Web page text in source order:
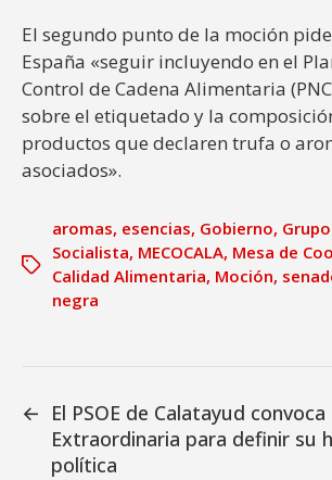
El segundo punto de la moción
España «seguir incluyendo en el
Control de Cadena Alimentaria
sobre el etiquetado y la
productos que declaren trufa o
asociados».
aromas, esencias, Gobierno,
Socialista, MECOCALA, Mesa de
Calidad Alimentaria, Moción,
negra
← El PSOE de Calatayud
Extraordinaria para definir su
política